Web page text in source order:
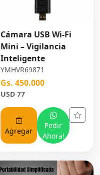
Cámara USB Wi-Fi
Mini – Vigilancia
Inteligente
YMHVR69871
Gs. 450.000
USD 77
Agregar
Pedir
Ahora!